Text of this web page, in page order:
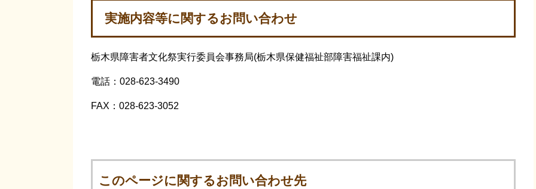
実施内容等に関するお問い合わせ
栃木県障害者文化祭実行委員会事務局(栃木県保健福祉部障害福祉課内)
電話：028-623-3490
FAX：028-623-3052
このページに関するお問い合わせ先